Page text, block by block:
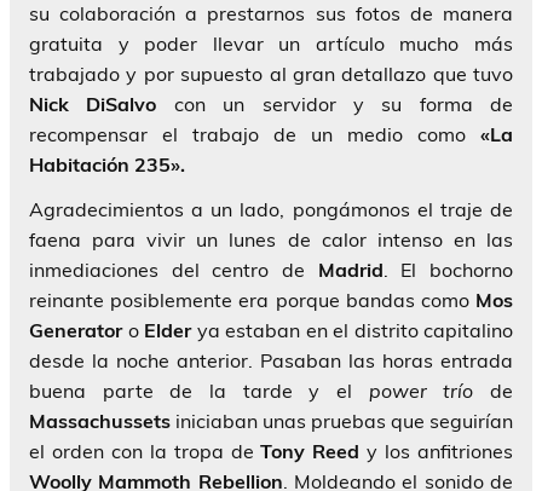
su colaboración a prestarnos sus fotos de manera
gratuita y poder llevar un artículo mucho más
trabajado y por supuesto al gran detallazo que tuvo
Nick DiSalvo con un servidor y su forma de
recompensar el trabajo de un medio como «La
Habitación 235».
Agradecimientos a un lado, pongámonos el traje de
faena para vivir un lunes de calor intenso en las
inmediaciones del centro de Madrid. El bochorno
reinante posiblemente era porque bandas como Mos
Generatoro Elderya estaban en el distrito capitalino
desde la noche anterior. Pasaban las horas entrada
buena parte de la tarde y el power trío de
Massachussets iniciaban unas pruebas que seguirían
el orden con la tropa deTony Reed y los anfitriones
Woolly Mammoth Rebellion. Moldeando el sonido de